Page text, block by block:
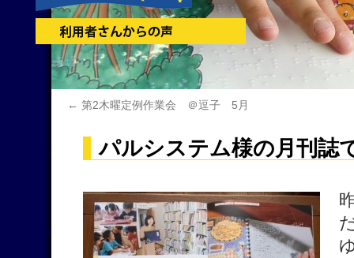
← 第2木曜定例作業会 ＠逗子 5月
パルシステム様の月刊誌